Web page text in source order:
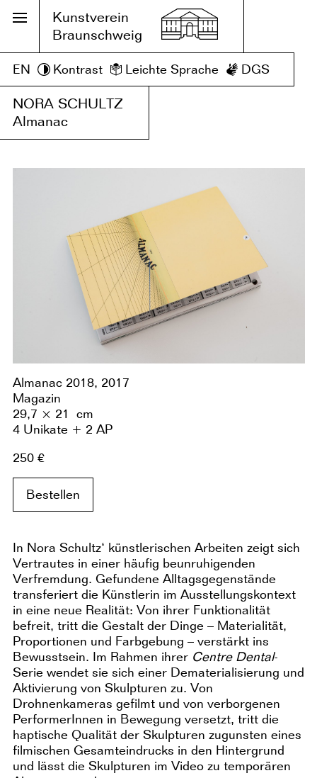
Kunstverein
Braunschweig
EN Kontrast Leichte Sprache DGS
NORA SCHULTZ
Almanac
Almanac 2018, 2017
Magazin
29,7 × 21 cm
4 Unikate + 2 AP
250 €
Bestellen
In Nora Schultz‘ künstlerischen Arbeiten zeigt sich
Vertrautes in einer häufig beunruhigenden
Verfremdung. Gefundene Alltagsgegenstände
transferiert die Künstlerin im Ausstellungskontext
in eine neue Realität: Von ihrer Funktionalität
befreit, tritt die Gestalt der Dinge – Materialität,
Proportionen und Farbgebung – verstärkt ins
Bewusstsein. Im Rahmen ihrer Centre Dental-
Serie wendet sie sich einer Dematerialisierung und
Aktivierung von Skulpturen zu. Von
Drohnenkameras gefilmt und von verborgenen
PerformerInnen in Bewegung versetzt, tritt die
haptische Qualität der Skulpturen zugunsten eines
filmischen Gesamteindrucks in den Hintergrund
und lässt die Skulpturen im Video zu temporären